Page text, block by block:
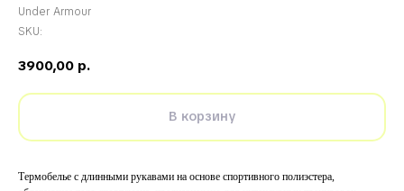
Under Armour
SKU:
3900,00 р.
В корзину
Термобелье с длинными рукавами на основе спортивного полиэстера,